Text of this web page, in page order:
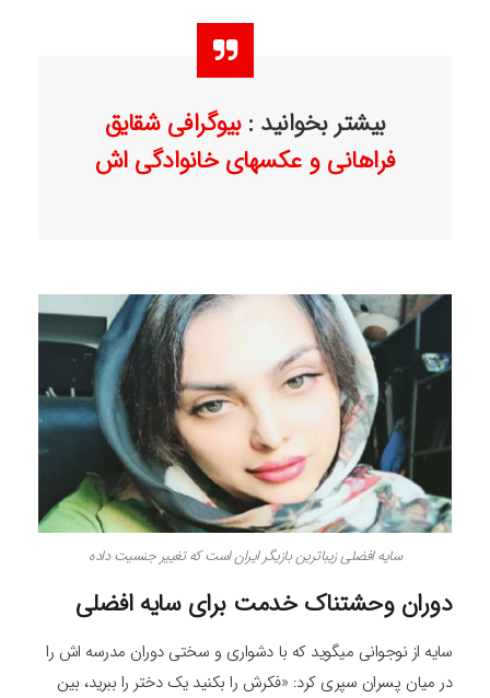
بیشتر بخوانید :بیوگرافی شقایق
فراهانی و عکسهای خانوادگی اش
سایه افضلی زیباترین بازیگر ایران است که تغییر جنسیت داده
دوران وحشتناک خدمت برای سایه افضلی
سایه از نوجوانی میگوید که با دشواری و سختی دوران مدرسه اش را
در میان پسران سپری کرد: «فکرش را بکنید یک دختر را ببرید، بین